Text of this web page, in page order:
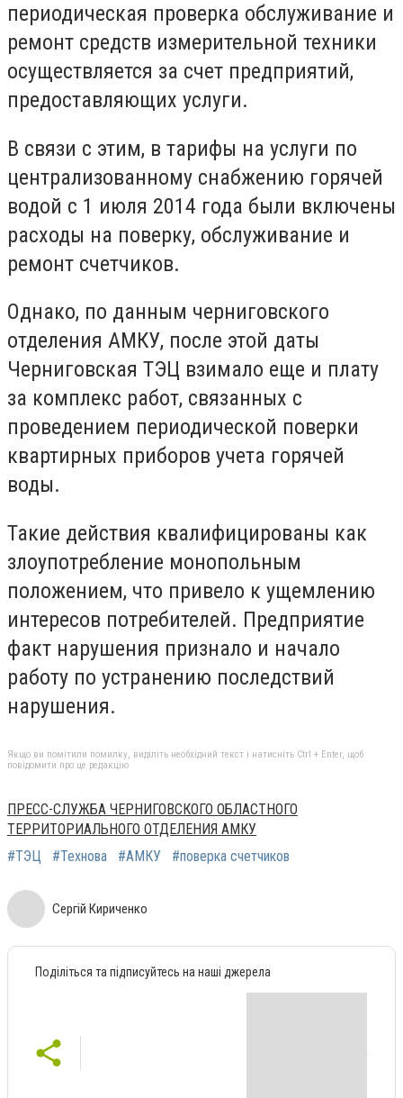
периодическая проверка обслуживание и
ремонт средств измерительной техники
осуществляется за счет предприятий,
предоставляющих услуги.
В связи с этим, в тарифы на услуги по
централизованному снабжению горячей
водой с 1 июля 2014 года были включены
расходы на поверку, обслуживание и
ремонт счетчиков.
Однако, по данным черниговского
отделения АМКУ, после этой даты
Черниговская ТЭЦ взимало еще и плату
за комплекс работ, связанных с
проведением периодической поверки
квартирных приборов учета горячей
воды.
Такие действия квалифицированы как
злоупотребление монопольным
положением, что привело к ущемлению
интересов потребителей. Предприятие
факт нарушения признало и начало
работу по устранению последствий
нарушения.
Якщо ви помітили помилку, виділіть необхідний текст і натисніть Ctrl + Enter, щоб
повідомити про це редакцію
ПРЕСС-СЛУЖБА ЧЕРНИГОВСКОГО ОБЛАСТНОГО
ТЕРРИТОРИАЛЬНОГО ОТДЕЛЕНИЯ АМКУ
#ТЭЦ
#Технова #АМКУ #поверка счетчиков
Сергій Кириченко
Поділіться та підписуйтесь на наші джерела